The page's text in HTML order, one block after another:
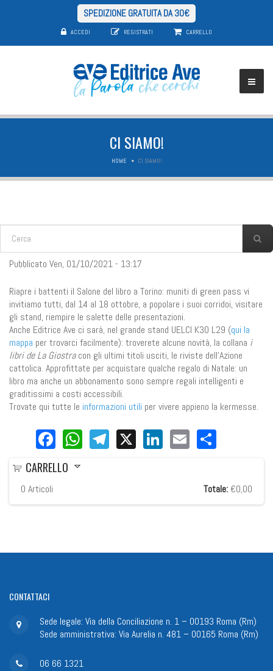
SPEDIZIONE GRATUITA DA 30€
ACCEDI REGISTRATI CARRELLO
CI SIAMO!
HOME CI SIAMO!
FORM DI RICERCA
Pubblicato Ven, 01/10/2021 - 13:17
Riapre i battenti il Salone del libro a Torino: muniti di green pass vi
invitiamo tutti, dal 14 al 18 ottobre, a popolare i suoi corridoi, visitare
gli stand, riempire le salette delle presentazioni.
Anche Editrice Ave ci sarà, nel grande stand UELCI K30 L29 (qui la
mappa per trovarci facilmente): troverete alcune novità, la collana i
libri de La Giostracon gli ultimi titoli usciti, le riviste dell'Azione
cattolica. Approfittate per acquistare qualche regalo di Natale: un
libro ma anche un abbonamento sono sempre regali intelligenti e
graditissimi a costi accessibili.
Trovate qui tutte le informazioni utili per vivere appieno la kermesse.
Facebook
WhatsApp
Telegram
X LinkedIn
Email
CARRELLO
0 Articoli Totale: €0,00
CONTATTACI
Sede legale: Via della Conciliazione n. 1 – 00193 Roma (Rm)
Sede amministrativa: Via Aurelia n. 481 – 00165 Roma (Rm)
06 66 1321